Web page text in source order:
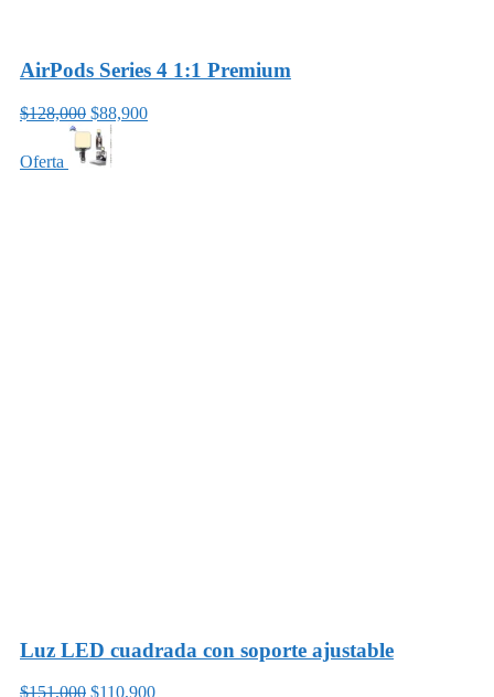
AirPods Series 4 1:1 Premium
$128,000 $88,900
Oferta
Luz LED cuadrada con soporte ajustable
$151,000 $110,900